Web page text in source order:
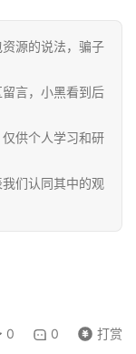
源的说法，骗子
言，小黑看到后
供个人学习和研
们认同其中的观
0 0 打赏